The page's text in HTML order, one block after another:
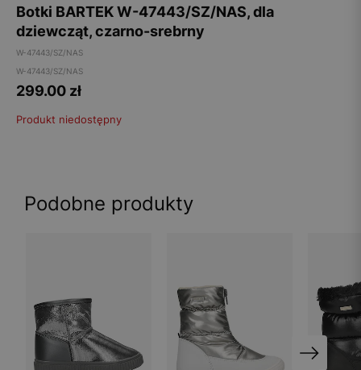
Botki BARTEK W-47443/SZ/NAS, dla
dziewcząt, czarno-srebrny
W-47443/SZ/NAS
W-47443/SZ/NAS
299.00 zł
Produkt niedostępny
Podobne produkty